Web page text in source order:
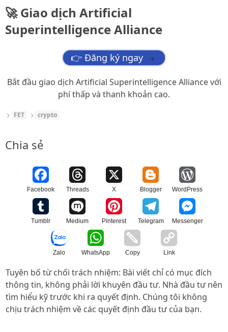
🚀 Giao dịch Artificial
Superintelligence Alliance
👉 Đăng ký ngay →
Bắt đầu giao dịch Artificial Superintelligence Alliance với
phí thấp và thanh khoản cao.
FET crypto
Chia sẻ
Facebook Threads X Blogger WordPress
Tumblr Medium Pinterest Telegram Messenger
Zalo WhatsApp Copy Link
Tuyên bố từ chối trách nhiệm: Bài viết chỉ có mục đích
thông tin, không phải lời khuyên đầu tư. Nhà đầu tư nên
tìm hiểu kỹ trước khi ra quyết định. Chúng tôi không
chịu trách nhiệm về các quyết định đầu tư của bạn.